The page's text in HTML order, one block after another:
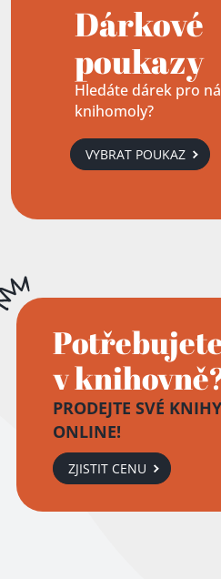
Dárkové
poukazy
Hledáte dárek pro
knihomoly?
VYBRAT POUKAZ
v
PRODEJTE SVÉ KNIHY
ONLINE!
ZJISTIT CENU